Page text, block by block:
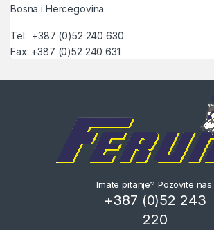
Bosna i Hercegovina
Tel: +387 (0)52 240 630
Fax: +387 (0)52 240 631
Imate pitanje? Pozovite nas:
+387 (0)52 243
220